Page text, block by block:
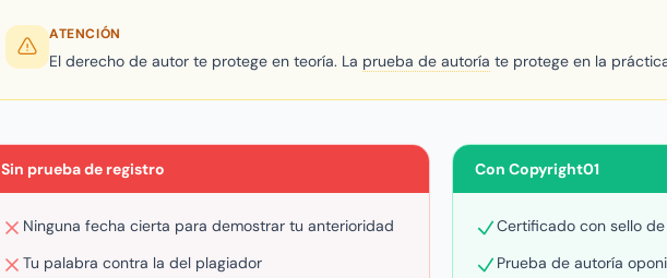
ATENCIÓN
El derecho de autor te protege en teoría. La prueba de autoría te protege en la
Sin prueba de registro
Ninguna fecha cierta para demostrar tu anterioridad
Tu palabra contra la del plagiador
Con Copyright01
Certificado con sello
Prueba de autoría